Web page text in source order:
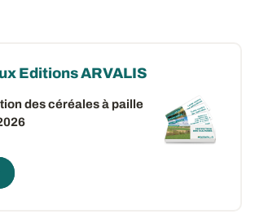
Editions ARVALIS
des céréales à paille